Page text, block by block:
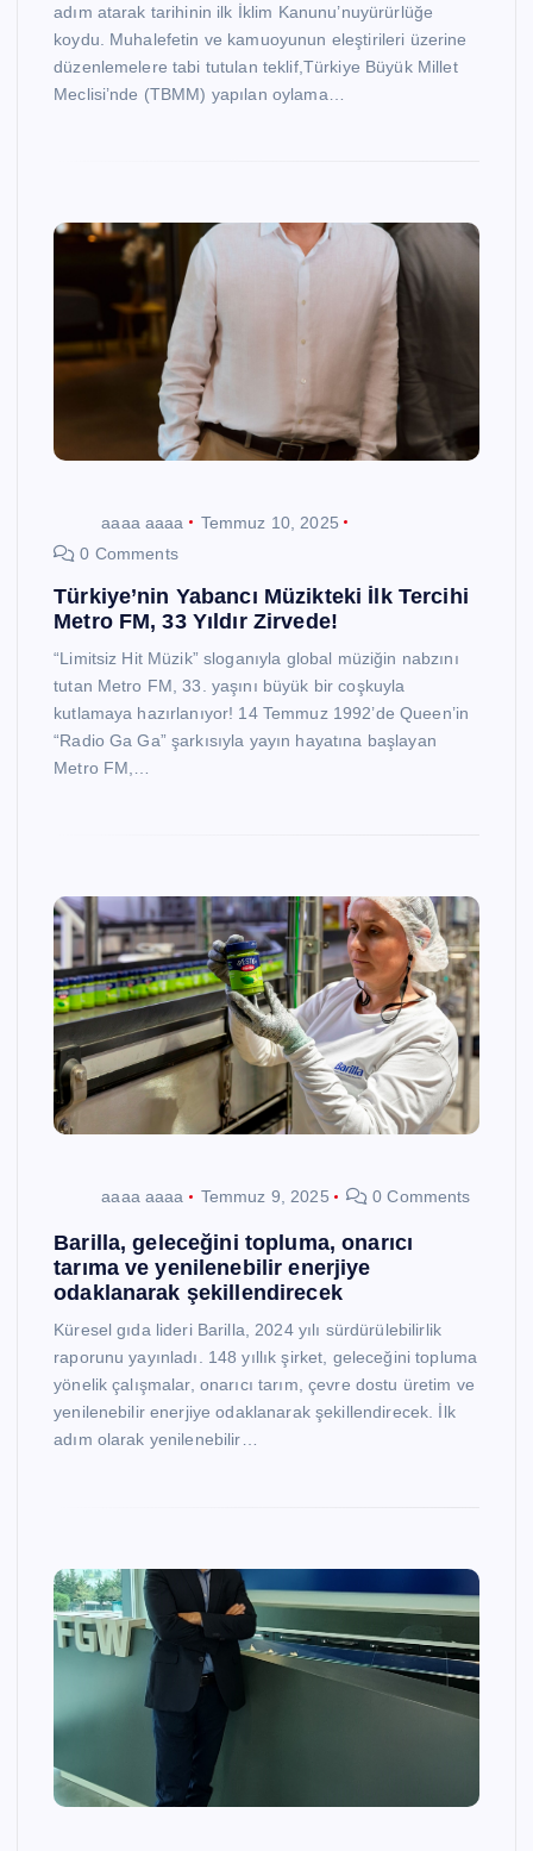
adım atarak tarihinin ilk İklim Kanunu’nuyürürlüğe
koydu. Muhalefetin ve kamuoyunun eleştirileri üzerine
düzenlemelere tabi tutulan teklif,Türkiye Büyük Millet
Meclisi’nde (TBMM) yapılan oylama…
aaaa aaaa
Temmuz 10, 2025
0 Comments
Türkiye’nin Yabancı Müzikteki İlk Tercihi
Metro FM, 33 Yıldır Zirvede!
“Limitsiz Hit Müzik” sloganıyla global müziğin nabzını
tutan Metro FM, 33. yaşını büyük bir coşkuyla
kutlamaya hazırlanıyor! 14 Temmuz 1992’de Queen’in
“Radio Ga Ga” şarkısıyla yayın hayatına başlayan
Metro FM,…
aaaa aaaa Temmuz 9, 2025 0 Comments
Barilla, geleceğini topluma, onarıcı
tarıma ve yenilenebilir enerjiye
odaklanarak şekillendirecek
Küresel gıda lideri Barilla, 2024 yılı sürdürülebilirlik
raporunu yayınladı. 148 yıllık şirket, geleceğini topluma
yönelik çalışmalar, onarıcı tarım, çevre dostu üretim ve
yenilenebilir enerjiye odaklanarak şekillendirecek. İlk
adım olarak yenilenebilir…